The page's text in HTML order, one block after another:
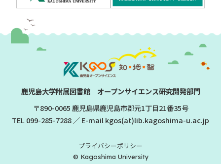
鹿児島大学附属図書館 オープンサイエンス研究開発部門
〒890-0065 鹿児島県鹿児島市郡元1丁目21番35号
TEL 099-285-7288 ／ E-mail kgos(at)lib.kagoshima-u.ac.jp
プライバシーポリシー
© Kagoshima University